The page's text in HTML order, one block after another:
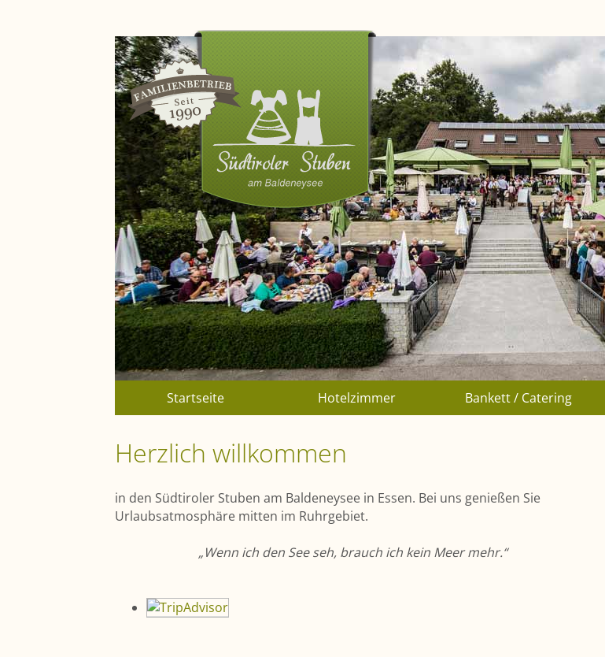
ChaptersStartseite Hotelzimmer Bankett / Catering
Herzlich willkommen
in den Südtiroler Stuben am Baldeneysee in Essen. Bei uns genießen Sie
Urlaubs­atmosphäre mitten im Ruhrgebiet.
„Wenn ich den See seh, brauch ich kein Meer mehr.“